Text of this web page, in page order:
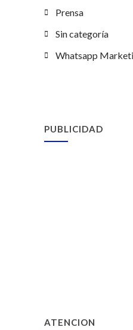
Prensa
Sin categoría
Whatsapp
PUBLICIDAD
ATENCION